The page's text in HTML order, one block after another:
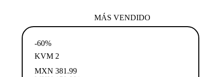
MÁS VENDIDO
-60%
KVM 2
MXN 381.99